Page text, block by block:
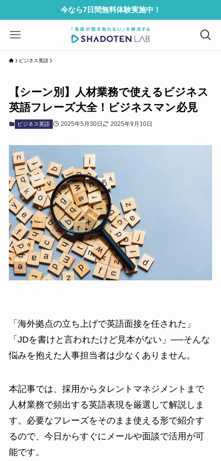
今なら7日間無料体験実施中！
ビジネス英語
【シーン別】人材業務で使えるビジネス
英語フレーズ大全！ビジネスマン必見
ビジネス英語 2025年5月30日 2025年9月10日
「海外拠点の立ち上げで英語面接を任された」
「JDを書けと言われたけど見本がない」──そんな
悩みを抱えた人事担当者は少なくありません。
本記事では、採用からタレントマネジメントまで
人材業務で頻出する英語表現を厳選して解説しま
す。必要なフレーズをそのまま使える形で紹介す
るので、今日からすぐにメールや面談で活用が可
能です。